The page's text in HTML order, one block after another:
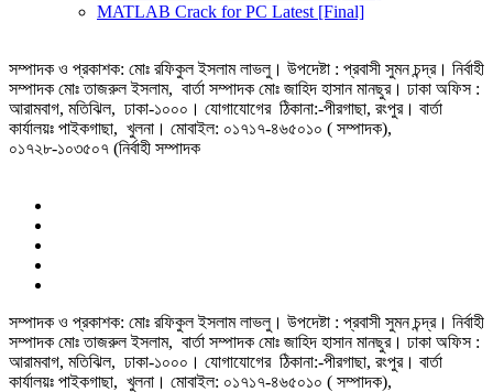
MATLAB Crack for PC Latest [Final]
সম্পাদক ও প্রকাশক: মোঃ রফিকুল ইসলাম লাভলু। উপদেষ্টা : প্রবাসী সুমন চন্দ্র। নির্বাহী
সম্পাদক মোঃ তাজরুল‌‌ ইসলাম, বার্তা সম্পাদক মোঃ জাহিদ হাসান মানছুর। ঢাকা অফিস :
আরামবাগ, মতিঝিল, ঢাকা-১০০০। যোগাযোগের ঠিকানা:-পীরগাছা‌, রংপুর। বার্তা
কার্যালয়ঃ পাইকগাছা, খুলনা। মোবাইল: ০১৭১৭-৪৬৫০১০ ( সম্পাদক),
০১৭২৮-১০৩৫০৭ (নির্বাহী সম্পাদক
সম্পাদক ও প্রকাশক: মোঃ রফিকুল ইসলাম লাভলু। উপদেষ্টা : প্রবাসী সুমন চন্দ্র। নির্বাহী
সম্পাদক মোঃ তাজরুল‌‌ ইসলাম, বার্তা সম্পাদক মোঃ জাহিদ হাসান মানছুর। ঢাকা অফিস :
আরামবাগ, মতিঝিল, ঢাকা-১০০০। যোগাযোগের ঠিকানা:-পীরগাছা‌, রংপুর। বার্তা
কার্যালয়ঃ পাইকগাছা, খুলনা। মোবাইল: ০১৭১৭-৪৬৫০১০ ( সম্পাদক),